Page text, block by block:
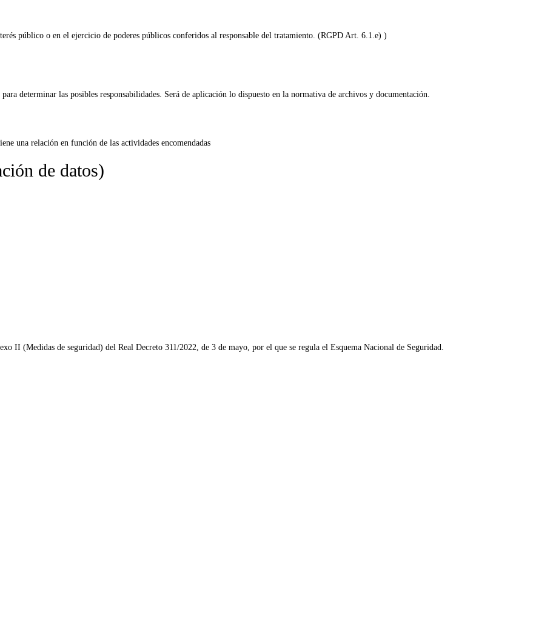
público o en el ejercicio de poderes públicos conferidos al responsable del tratamiento. (RGPD Art. 6.1.e) )
determinar las posibles responsabilidades. Será de aplicación lo dispuesto en la normativa de archivos y documentación.
una relación en función de las actividades encomendadas
de datos)
II (Medidas de seguridad) del Real Decreto 311/2022, de 3 de mayo, por el que se regula el Esquema Nacional de Seguridad.